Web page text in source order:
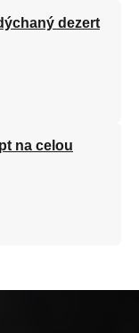
dezert
na celou